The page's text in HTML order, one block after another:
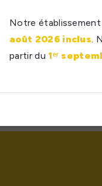
Notre établissement
août 2026 inclus.
partir du 1ᵉʳ